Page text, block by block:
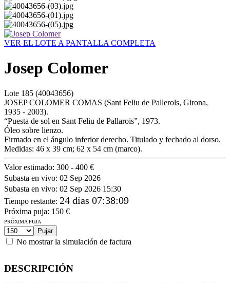
VER EL LOTE A PANTALLA COMPLETA
Josep Colomer
Lote 185 (40043656)
JOSEP COLOMER COMAS (Sant Feliu de Pallerols, Girona,
1935 - 2003).
“Puesta de sol en Sant Feliu de Pallarois”, 1973.
Óleo sobre lienzo.
Firmado en el ángulo inferior derecho. Titulado y fechado al dorso.
Medidas: 46 x 39 cm; 62 x 54 cm (marco).
Valor estimado: 300 - 400 €
Subasta en vivo: 02 Sep 2026
Subasta en vivo: 02 Sep 2026 15:30
Tiempo restante: 24 días 07:38:09
Próxima puja: 150 €
PRÓXIMA PUJA
No mostrar la simulación de factura
DESCRIPCIÓN